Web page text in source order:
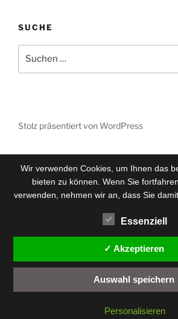
SUCHE
nach:
Stolz präsentiert von WordPress
Wir verwenden Cookies, um Ihnen das
bieten zu können. Wenn Sie
verwenden, nehmen wir an, dass Sie
Essenziell
✓ Akzeptieren
Auswahl speichern
Personalisieren